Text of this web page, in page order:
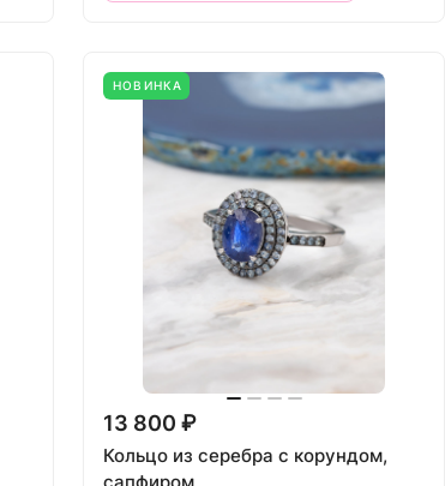
НОВИНКА
13 800 ₽
Кольцо из серебра с корундом,